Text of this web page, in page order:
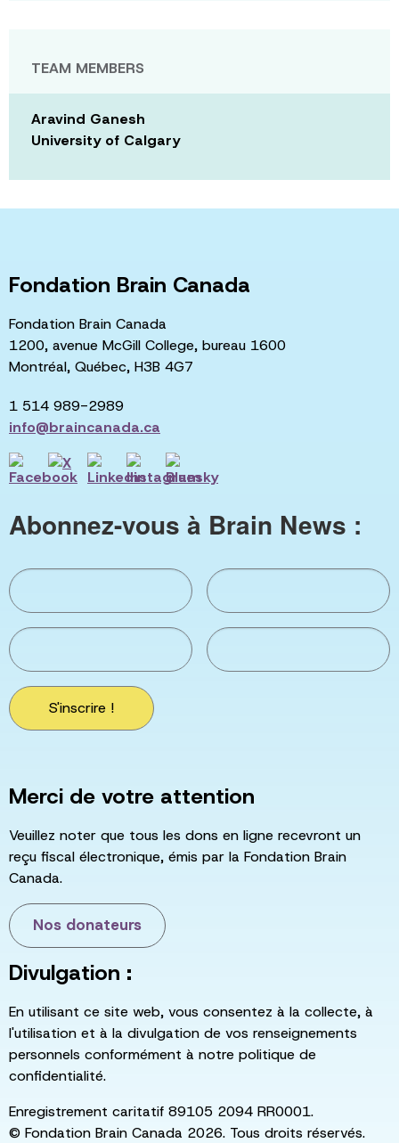
TEAM MEMBERS
Aravind Ganesh
University of Calgary
Fondation Brain Canada
Fondation Brain Canada
1200, avenue McGill College, bureau 1600
Montréal, Québec, H3B 4G7
1 514 989-2989
info@braincanada.ca
Abonnez-vous à Brain News :
S'inscrire !
Merci de votre attention
Veuillez noter que tous les dons en ligne recevront un
reçu fiscal électronique, émis par la Fondation Brain
Canada.
Nos donateurs
Divulgation :
En utilisant ce site web, vous consentez à la collecte, à
l'utilisation et à la divulgation de vos renseignements
personnels conformément à notre politique de
confidentialité.
Enregistrement caritatif 89105 2094 RR0001.
© Fondation Brain Canada 2026. Tous droits réservés.